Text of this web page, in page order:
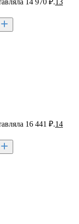
14 970 ₽. 13
16 441 ₽.14